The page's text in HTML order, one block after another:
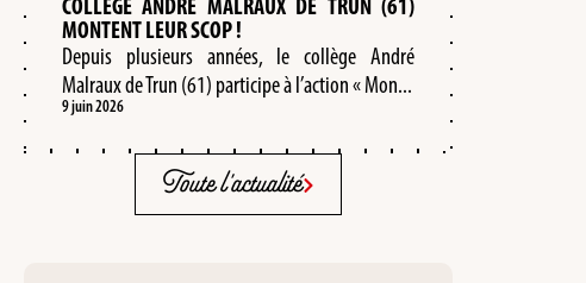
COLLÈGE ANDRÉ MALRAUX DE TRUN (61)
MONTENT LEUR SCOP !
Depuis plusieurs années, le collège André
Malraux de Trun (61) participe à l’action « Mon...
9 juin 2026
Toute l'actualité